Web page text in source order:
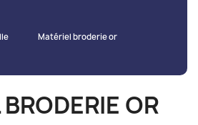
Matériel broderie or
OR